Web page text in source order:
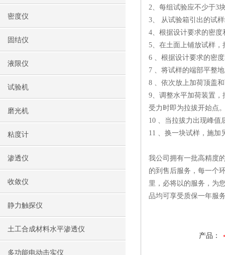
密度仪
固结仪
液限仪
试验机
磨光机
粘度计
渗透仪
收敛仪
静力触探仪
土工合成材料水平渗透仪
多功能电动击实仪
2、每组试验应不少于3
3、 从试验箱引出的试
4、根据设计要求的密
5、在土面上铺放试样
6 、根据设计要求的密
7 、将试样的端部平整
8 、依次放上加荷顶盖
9、调整水平加荷装置
受力时即为拉拔开始点
10 、当拉拔力出现峰值
11 、换一块试样，施加
我公司拥有一批高精度
的到售后服务，每一个
里，必将以的服务，为
品均可享受质保一年服
产品：